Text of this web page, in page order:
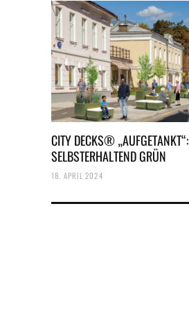
CITY DECKS® „AUFGETANKT“:
SELBSTERHALTEND GRÜN
18. APRIL 2024